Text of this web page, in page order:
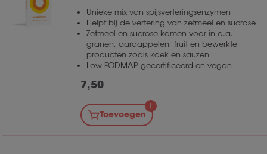
Unieke mix van spijsverteringsenzymen
Helpt bij de vertering van zetmeel en sucrose
Zetmeel en sucrose komen voor in o.a.
granen, aardappelen, fruit en bewerkte
producten zoals koek en sauzen
Low FODMAP-gecertificeerd en vegan
7,50
Toevoegen